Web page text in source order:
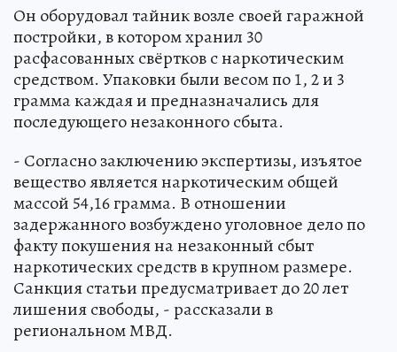
Он оборудовал тайник возле своей гаражной
постройки, в котором хранил 30
расфасованных свёртков с наркотическим
средством. Упаковки были весом по 1, 2 и 3
грамма каждая и предназначались для
последующего незаконного сбыта.
- Согласно заключению экспертизы, изъятое
вещество является наркотическим общей
массой 54,16 грамма. В отношении
задержанного возбуждено уголовное дело по
факту покушения на незаконный сбыт
наркотических средств в крупном размере.
Санкция статьи предусматривает до 20 лет
лишения свободы, - рассказали в
региональном МВД.